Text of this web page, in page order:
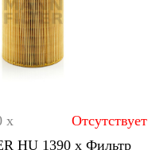
x
Отсутствует
HU 1390 x Фильтр